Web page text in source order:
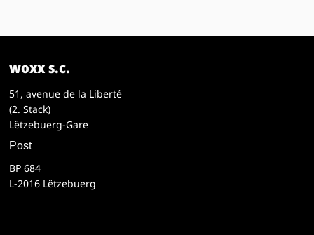
woxx s.c.
51, avenue de la Liberté
(2. Stack)
Lëtzebuerg-Gare
Post
BP 684
L-2016 Lëtzebuerg